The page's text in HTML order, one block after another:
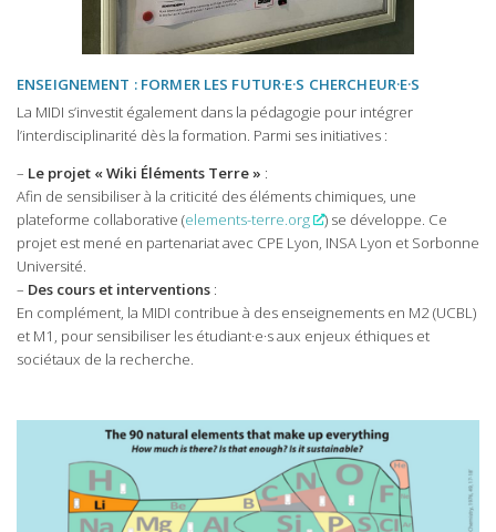
ENSEIGNEMENT : FORMER LES FUTUR·E·S CHERCHEUR·E·S
La MIDI s’investit également dans la pédagogie pour intégrer
l’interdisciplinarité dès la formation. Parmi ses initiatives :
– Le projet « Wiki Éléments Terre » :
Afin de sensibiliser à la criticité des éléments chimiques, une
plateforme collaborative (elements-terre.org
) se développe. Ce
projet est mené en partenariat avec CPE Lyon, INSA Lyon et Sorbonne
Université.
– Des cours et interventions :
En complément, la MIDI contribue à des enseignements en M2 (UCBL)
et M1, pour sensibiliser les étudiant·e·s aux enjeux éthiques et
sociétaux de la recherche.